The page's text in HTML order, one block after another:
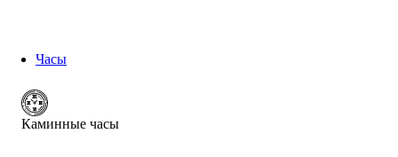
Часы
Каминные часы